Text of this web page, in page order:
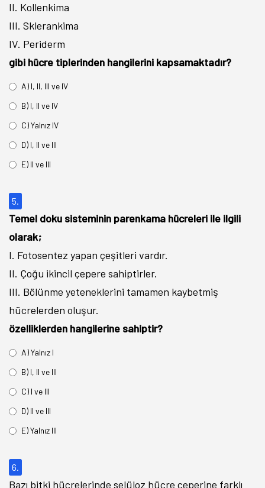
II. Kollenkima
III. Sklerankima
IV. Periderm
gibi hücre tiplerinden hangilerini kapsamaktadır?
A) I, II, III ve IV
B) I, II ve IV
C) Yalnız IV
D) I, II ve III
E) II ve III
5.
Temel doku sisteminin parenkama hücreleri ile ilgili
olarak;
I. Fotosentez yapan çeşitleri vardır.
II. Çoğu ikincil çepere sahiptirler.
III. Bölünme yeteneklerini tamamen kaybetmiş
hücrelerden oluşur.
özelliklerden hangilerine sahiptir?
A) Yalnız I
B) I, II ve III
C) I ve III
D) II ve III
E) Yalnız III
6.
Bazı bitki hücrelerinde selüloz hücre çeperine farklı